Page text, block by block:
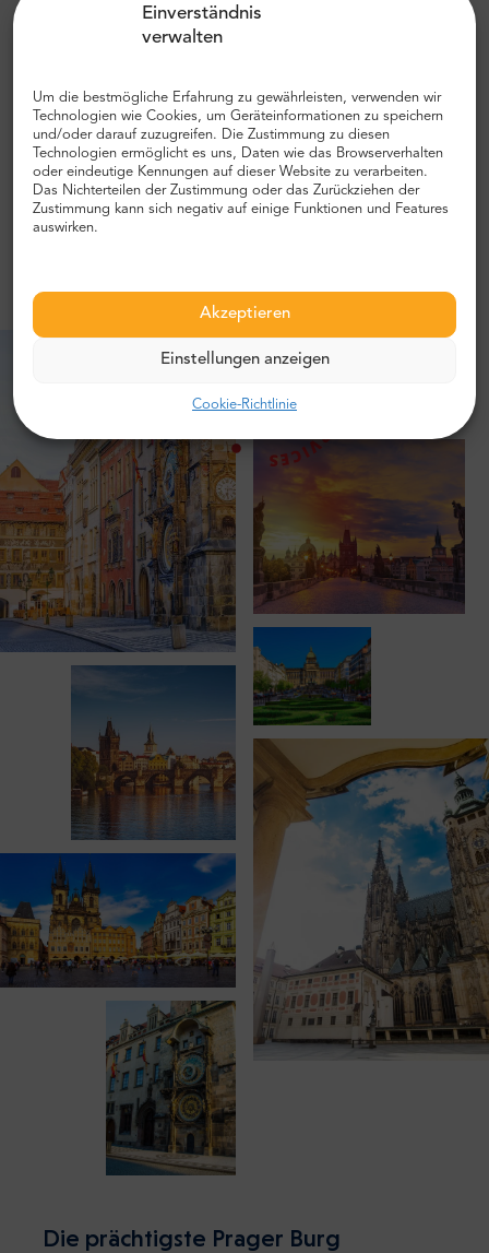
Einverständnis
verwalten
Um die bestmögliche Erfahrung zu gewährleisten, verwenden wir
Technologien wie Cookies, um Geräteinformationen zu speichern
und/oder darauf zuzugreifen. Die Zustimmung zu diesen
Technologien ermöglicht es uns, Daten wie das Browserverhalten
oder eindeutige Kennungen auf dieser Website zu verarbeiten.
Das Nichterteilen der Zustimmung oder das Zurückziehen der
Zustimmung kann sich negativ auf einige Funktionen und Features
auswirken.
Akzeptieren
Einstellungen anzeigen
Cookie-Richtlinie
Highlights. Sie werden die Stadt aus einer anderen
Perspektive sehen, an die Sie sich noch lange erinnern
Ihrem Hotel im Stadtzentrum ab und bringt Sie
anschließend nach Náplavka. Von dort aus begeben Sie
sich auf eine Flusskreuzfahrt mit Live-Musik und einem
„All you can eat“ Abendessen in Buffetform. Eine
charmante Atmosphäre und schöne Aussichten sind
garantiert! Nach der Tour werden Sie zurück zu Ihrem
Die prächtigste Prager Burg